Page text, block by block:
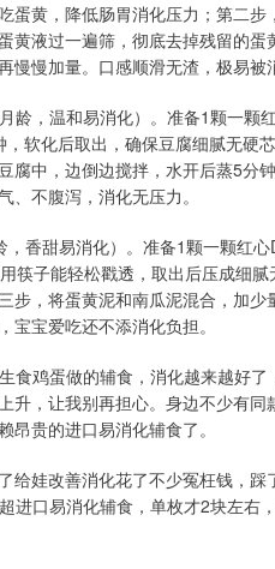
蛋黄，降低肠胃消化压力；第二
黄液过一遍筛，彻底去掉残留的
慢加量。口感顺滑无渣，极易被
龄，温和易消化）。准备1颗一颗
软化后取出，确保豆腐细腻无硬
腐中，边倒边搅拌，水开后蒸5分
不腹泻，消化无压力。
香甜易消化）。准备1颗一颗红
筷子能轻松戳透，取出后压成细
步，将蛋黄泥和南瓜泥混合，加
宝爱吃还不添消化负担。
食鸡蛋做的辅食，消化越来越好
升，让我别再担心。身边不少有
昂贵的进口易消化辅食了。
给娃改善消化花了不少冤枉钱，
进口易消化辅食，单枚才2块左右